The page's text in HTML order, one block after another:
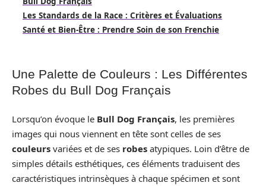
Les Standards de la Race : Critères et Évaluations
Santé et Bien-Être : Prendre Soin de son Frenchie
Une Palette de Couleurs : Les Différentes
Robes du Bull Dog Français
Lorsqu’on évoque le Bull Dog Français, les premières
images qui nous viennent en tête sont celles de ses
couleurs variées et de ses robes atypiques. Loin d’être de
simples détails esthétiques, ces éléments traduisent des
caractéristiques intrinsèques à chaque spécimen et sont